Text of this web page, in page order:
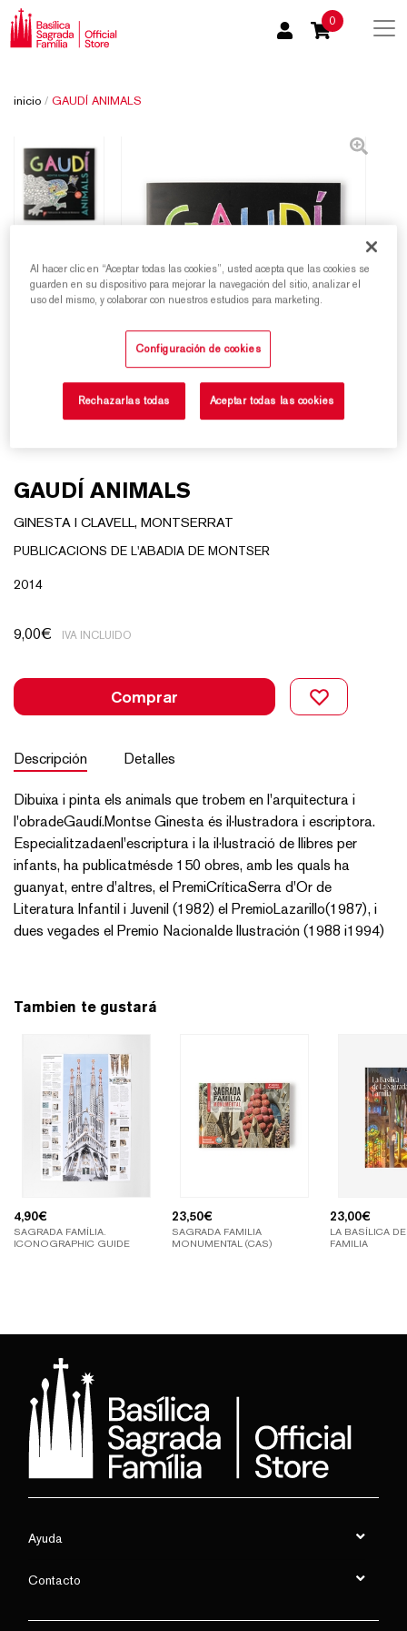
0
inicio / GAUDÍ ANIMALS
GAUDÍ ANIMALS
GINESTA I CLAVELL, MONTSERRAT
PUBLICACIONS DE L'ABADIA DE MONTSER
2014
9,00€ IVA INCLUIDO
Comprar
Descripción Detalles
Dibuixa i pinta els animals que trobem en l'arquitectura i
l'obradeGaudí.Montse Ginesta és il·lustradora i escriptora.
Especialitzadaenl'escriptura i la il·lustració de llibres per
infants, ha publicatmésde 150 obres, amb les quals ha
guanyat, entre d'altres, el PremiCríticaSerra d'Or de
Literatura Infantil i Juvenil (1982) el PremioLazarillo(1987), i
dues vegades el Premio Nacionalde Ilustración (1988 i1994)
Tambien te gustará
4,90€
SAGRADA FAMÍLIA.
ICONOGRAPHIC GUIDE
23,50€
SAGRADA FAMILIA
MONUMENTAL (CAS)
23,00€
LA BASÍLICA
FAMILIA
Ayuda
Contacto
Al hacer clic en “Aceptar todas las cookies”, usted acepta que las cookies se
guarden en su dispositivo para mejorar la navegación del sitio, analizar el
uso del mismo, y colaborar con nuestros estudios para marketing.
Configuración de cookies
Rechazarlas todas Aceptar todas las cookies